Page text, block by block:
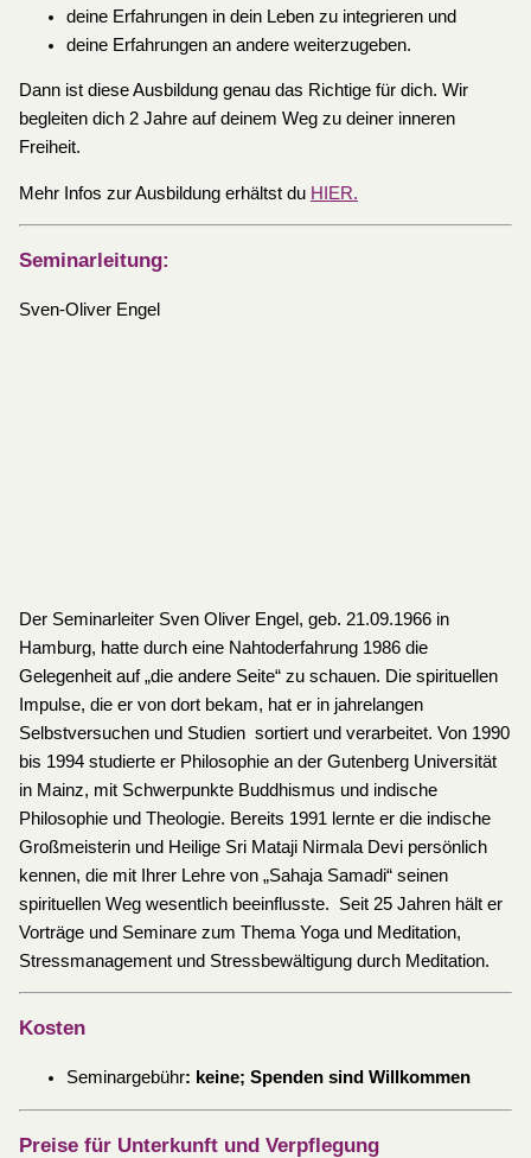
deine Erfahrungen in dein Leben zu integrieren und
deine Erfahrungen an andere weiterzugeben.
Dann ist diese Ausbildung genau das Richtige für dich. Wir
begleiten dich 2 Jahre auf deinem Weg zu deiner inneren
Freiheit.
Mehr Infos zur Ausbildung erhältst du HIER.
Seminarleitung:
Sven-Oliver Engel
Der Seminarleiter Sven Oliver Engel, geb. 21.09.1966 in
Hamburg, hatte durch eine Nahtoderfahrung 1986 die
Gelegenheit auf „die andere Seite“ zu schauen. Die spirituellen
Impulse, die er von dort bekam, hat er in jahrelangen
Selbstversuchen und Studien sortiert und verarbeitet. Von 1990
bis 1994 studierte er Philosophie an der Gutenberg Universität
in Mainz, mit Schwerpunkte Buddhismus und indische
Philosophie und Theologie. Bereits 1991 lernte er die indische
Großmeisterin und Heilige Sri Mataji Nirmala Devi persönlich
kennen, die mit Ihrer Lehre von „Sahaja Samadi“ seinen
spirituellen Weg wesentlich beeinflusste. Seit 25 Jahren hält er
Vorträge und Seminare zum Thema Yoga und Meditation,
Stressmanagement und Stressbewältigung durch Meditation.
Kosten
Seminargebühr: keine; Spenden sind Willkommen
Preise für Unterkunft und Verpflegung